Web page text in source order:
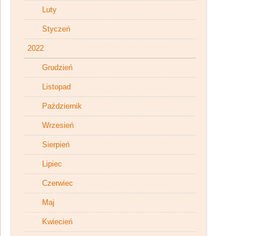
Luty
Styczeń
2022
Grudzień
Listopad
Październik
Wrzesień
Sierpień
Lipiec
Czerwiec
Maj
Kwiecień